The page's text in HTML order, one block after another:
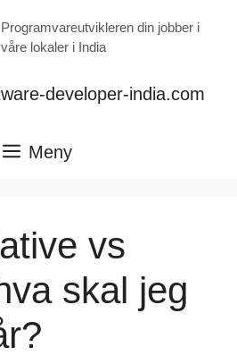
Programvareutvikleren din jobber i
våre lokaler i India
developer-india.com
Meny
vs
skal jeg